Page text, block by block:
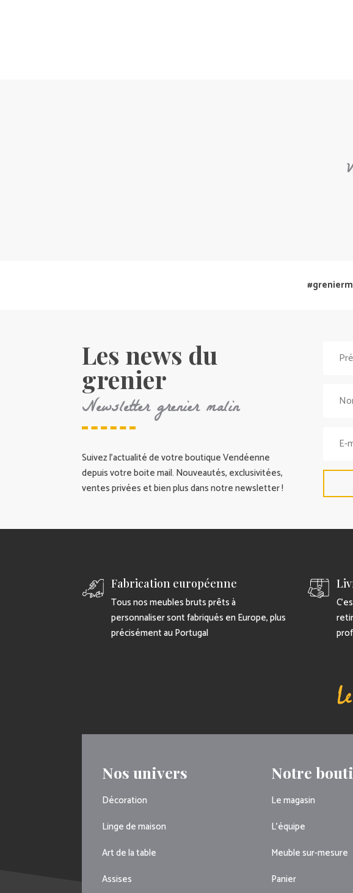
Les news du
grenier
Newsletter grenier malin
Suivez l’actualité de votre boutique Vendéenne
depuis votre boite mail. Nouveautés, exclusivitées,
ventes privées et bien plus dans notre newsletter !
Fabrication européenne
Tous nos meubles bruts prêts à
personnaliser sont fabriqués en Europe, plus
précisément au Portugal
Nos univers
Décoration
Linge de maison
Art de la table
Assises
Notre
Le magasin
L’équipe
Meuble sur-mesure
Panier